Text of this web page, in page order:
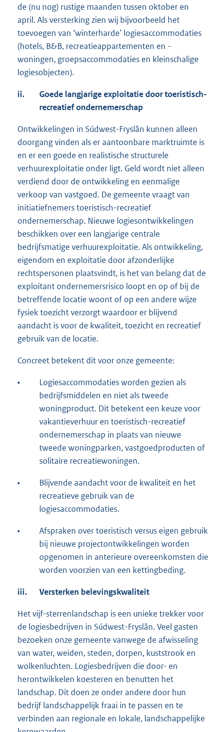
de (nu nog) rustige maanden tussen oktober en
april. Als versterking zien wij bijvoorbeeld het
toevoegen van ‘winterharde’ logiesaccommodaties
(hotels, B&B, recreatieappartementen en -
woningen, groepsaccommodaties en kleinschalige
logiesobjecten).
ii.
Goede langjarige exploitatie door toeristisch-
recreatief ondernemerschap
Ontwikkelingen in Súdwest-Fryslân kunnen alleen
doorgang vinden als er aantoonbare marktruimte is
en er een goede en realistische structurele
verhuurexploitatie onder ligt. Geld wordt niet alleen
verdiend door de ontwikkeling en eenmalige
verkoop van vastgoed. De gemeente vraagt van
initiatiefnemers toeristisch-recreatief
ondernemerschap. Nieuwe logiesontwikkelingen
beschikken over een langjarige centrale
bedrijfsmatige verhuurexploitatie. Als ontwikkeling,
eigendom en exploitatie door afzonderlijke
rechtspersonen plaatsvindt, is het van belang dat de
exploitant ondernemersrisico loopt en op of bij de
betreffende locatie woont of op een andere wijze
fysiek toezicht verzorgt waardoor er blijvend
aandacht is voor de kwaliteit, toezicht en recreatief
gebruik van de locatie.
Concreet betekent dit voor onze gemeente:
•
Logiesaccommodaties worden gezien als
bedrijfsmiddelen en niet als tweede
woningproduct. Dit betekent een keuze voor
vakantieverhuur en toeristisch-recreatief
ondernemerschap in plaats van nieuwe
tweede woningparken, vastgoedproducten of
solitaire recreatiewoningen.
•
Blijvende aandacht voor de kwaliteit en het
recreatieve gebruik van de
logiesaccommodaties.
•
Afspraken over toeristisch versus eigen gebruik
bij nieuwe projectontwikkelingen worden
opgenomen in anterieure overeenkomsten die
worden voorzien van een kettingbeding.
iii. Versterken belevingskwaliteit
Het vijf-sterrenlandschap is een unieke trekker voor
de logiesbedrijven in Súdwest-Fryslân. Veel gasten
bezoeken onze gemeente vanwege de afwisseling
van water, weiden, steden, dorpen, kuststrook en
wolkenluchten. Logiesbedrijven die door- en
herontwikkelen koesteren en benutten het
landschap. Dit doen ze onder andere door hun
bedrijf landschappelijk fraai in te passen en te
verbinden aan regionale en lokale, landschappelijke